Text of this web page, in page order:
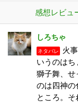
感想レビュ
しろちゃ
ネタバレ
火
いうのは
獅子舞、せ
のは四神の
ところ。そ